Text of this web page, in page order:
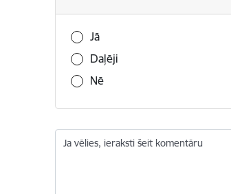
Vai šī informācija bija noderīga?
Jā
Daļēji
Nē
Ja vēlies, ieraksti šeit komentāru